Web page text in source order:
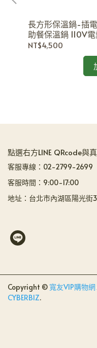
長方形保溫鍋-插
助餐保溫鍋 110V
NT$4,500
點選右方LINE QRcode與
客服專線：02-2799-2699
客服時間：9:00-17:00
地址：台北市內湖區陽光街
Copyright © 寬友VIP購物網
CYBERBIZ.